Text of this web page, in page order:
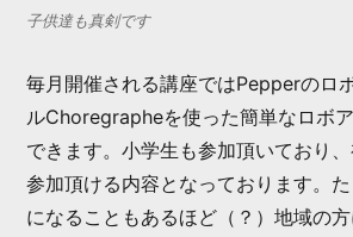
子供達も真剣です
毎月開催される講座ではPepperのロ
ルChoregrapheを使った簡単なロボ
できます。小学生も参加頂いており
参加頂ける内容となっております。
になることもあるほど（？）地域の